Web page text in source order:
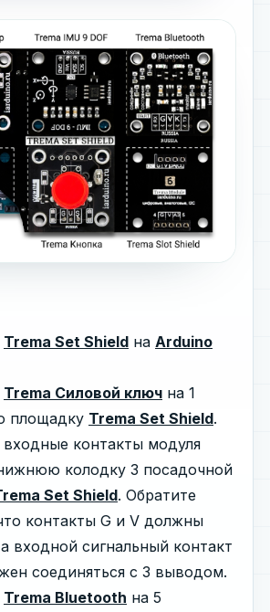
Trema Set Shield на Arduino
Trema Силовой ключ на 1
площадку Trema Set Shield.
входные контакты модуля
колодку 3 посадочной
Set Shield. Обратите
контакты G и V должны
входной сигнальный контакт
соединяться с 3 выводом.
Trema Bluetooth на 5